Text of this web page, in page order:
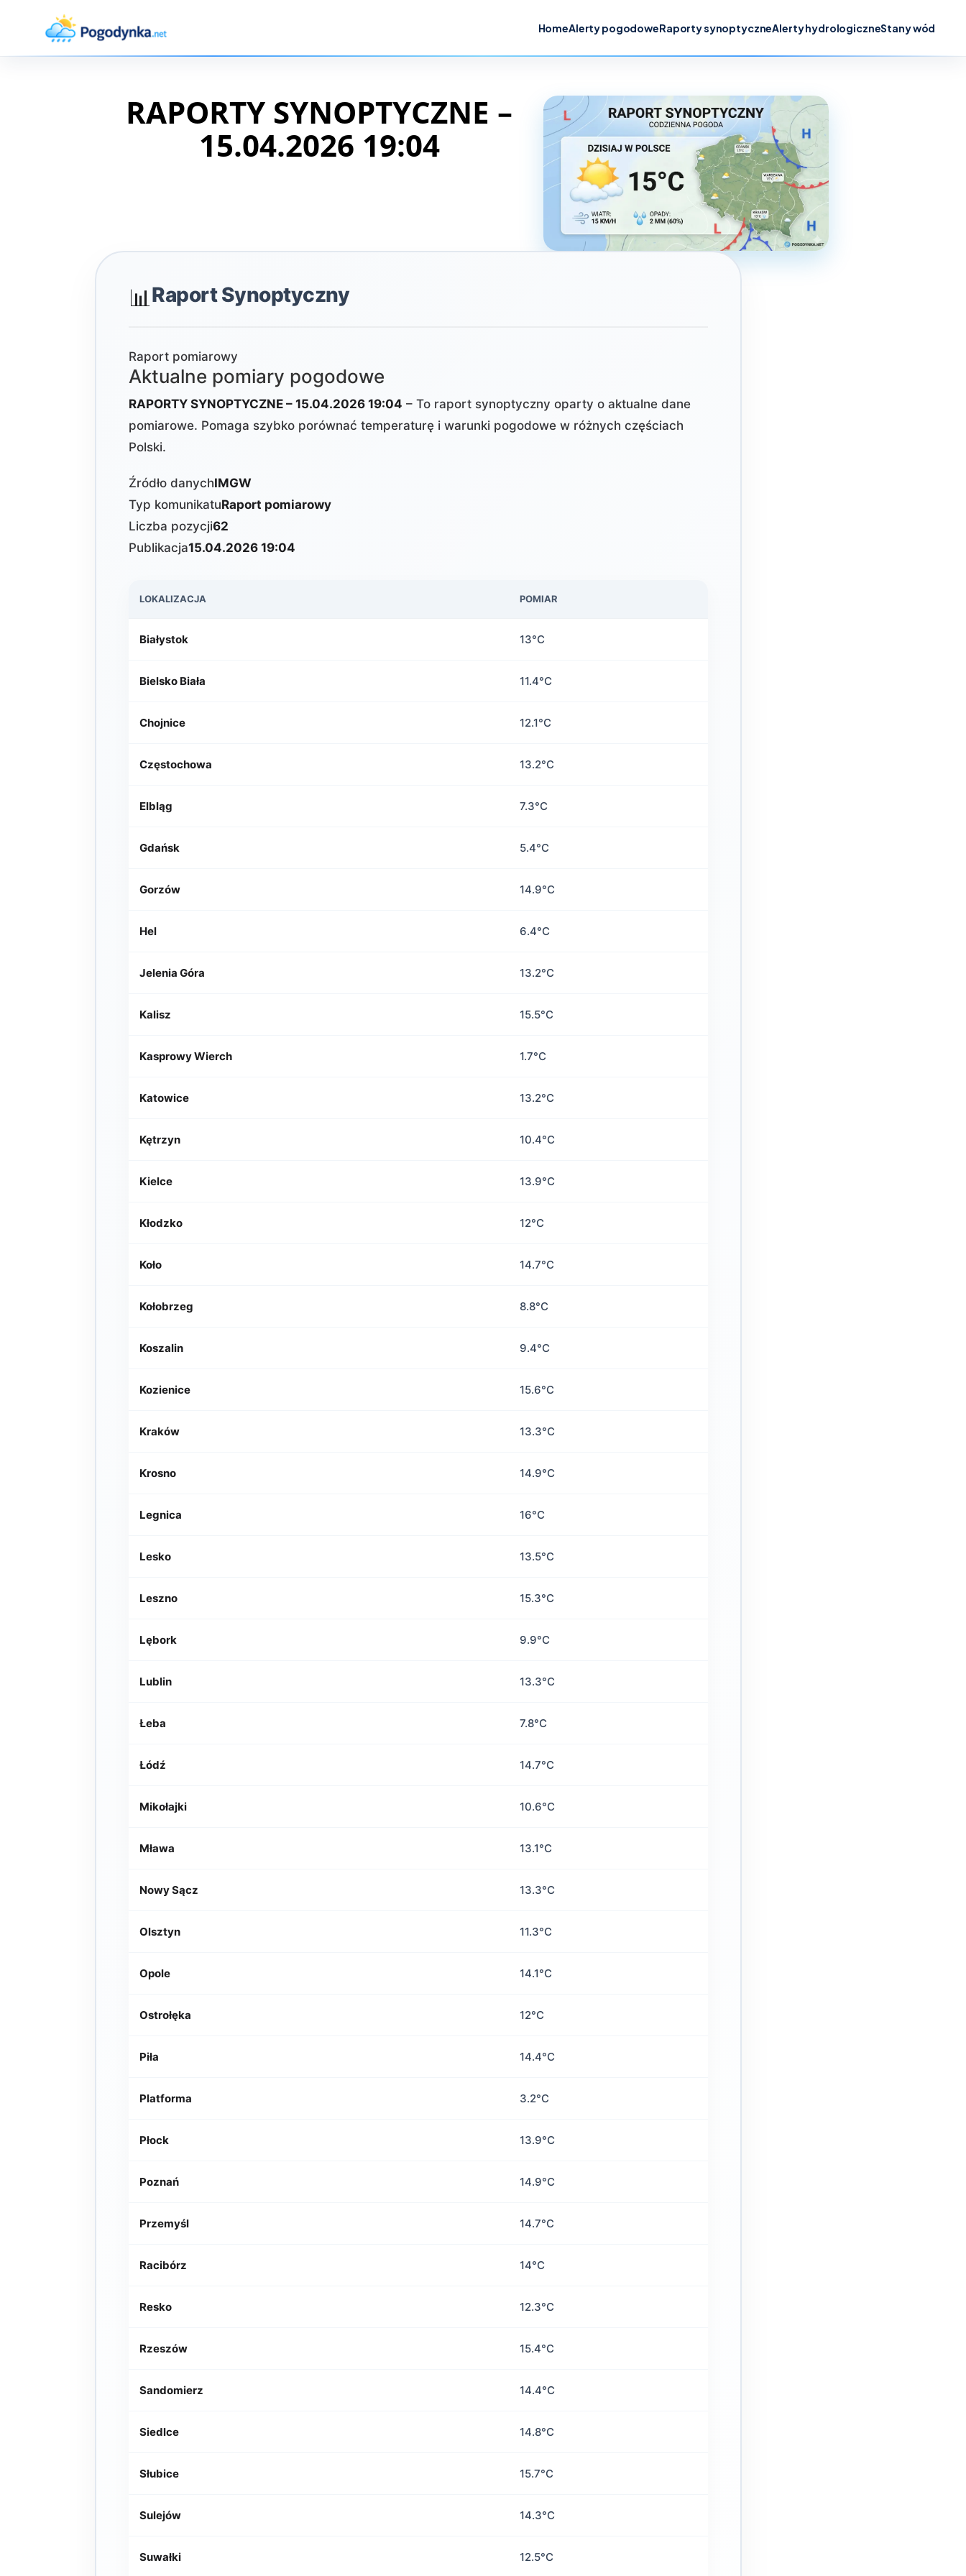
HomeAlerty pogodoweRaporty synoptyczneAlerty hydrologiczneStany wód
RAPORTY SYNOPTYCZNE –
15.04.2026 19:04
📊Raport Synoptyczny
Raport pomiarowy
Aktualne pomiary pogodowe
RAPORTY SYNOPTYCZNE – 15.04.2026 19:04 – To raport synoptyczny oparty o aktualne dane
pomiarowe. Pomaga szybko porównać temperaturę i warunki pogodowe w różnych częściach
Polski.
Źródło danychIMGW
Typ komunikatuRaport pomiarowy
Liczba pozycji62
Publikacja15.04.2026 19:04
LOKALIZACJA POMIAR
Białystok 13°C
Bielsko Biała 11.4°C
Chojnice 12.1°C
Częstochowa 13.2°C
Elbląg 7.3°C
Gdańsk 5.4°C
Gorzów 14.9°C
Hel 6.4°C
Jelenia Góra 13.2°C
Kalisz 15.5°C
Kasprowy Wierch 1.7°C
Katowice 13.2°C
Kętrzyn 10.4°C
Kielce 13.9°C
Kłodzko 12°C
Koło 14.7°C
Kołobrzeg 8.8°C
Koszalin 9.4°C
Kozienice 15.6°C
Kraków 13.3°C
Krosno 14.9°C
Legnica 16°C
Lesko 13.5°C
Leszno 15.3°C
Lębork 9.9°C
Lublin 13.3°C
Łeba 7.8°C
Łódź 14.7°C
Mikołajki 10.6°C
Mława 13.1°C
Nowy Sącz 13.3°C
Olsztyn 11.3°C
Opole 14.1°C
Ostrołęka 12°C
Piła 14.4°C
Platforma 3.2°C
Płock 13.9°C
Poznań 14.9°C
Przemyśl 14.7°C
Racibórz 14°C
Resko 12.3°C
Rzeszów 15.4°C
Sandomierz 14.4°C
Siedlce 14.8°C
Słubice 15.7°C
Sulejów 14.3°C
Suwałki 12.5°C